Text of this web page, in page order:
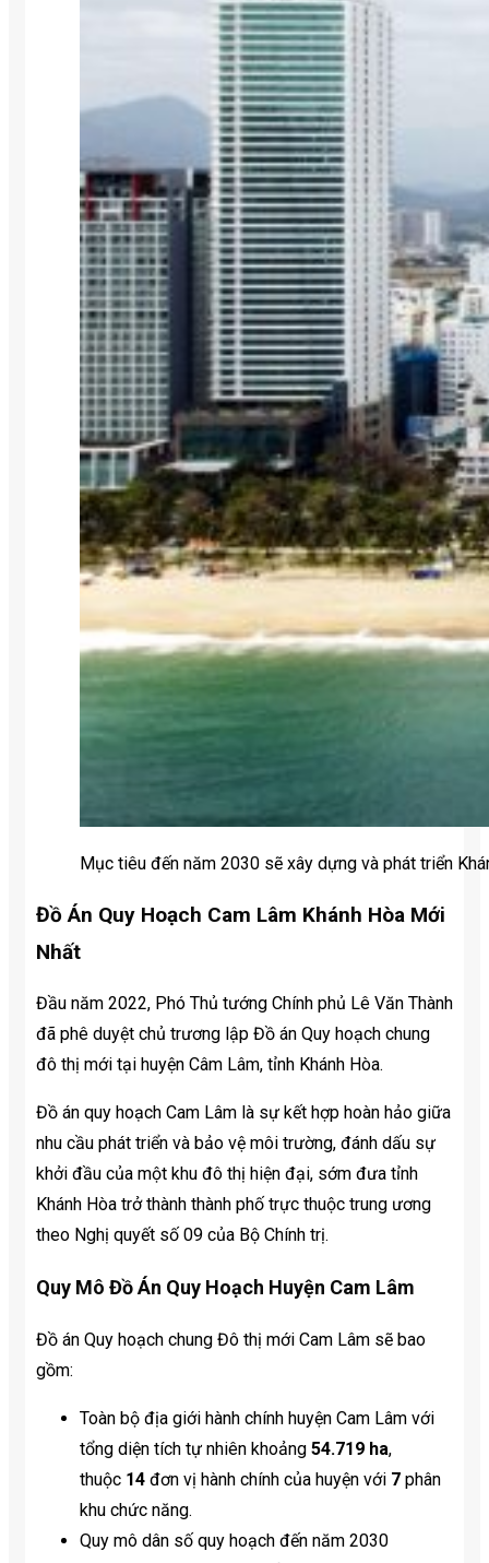
Mục tiêu đến năm 2030 sẽ xây dựng và phát triển
Đồ Án Quy Hoạch Cam Lâm Khánh Hòa Mới
Nhất
Đầu năm 2022, Phó Thủ tướng Chính phủ Lê Văn Thành
đã phê duyệt chủ trương lập Đồ án Quy hoạch chung
đô thị mới tại huyện Câm Lâm, tỉnh Khánh Hòa.
Đồ án quy hoạch Cam Lâm là sự kết hợp hoàn hảo giữa
nhu cầu phát triển và bảo vệ môi trường, đánh dấu sự
khởi đầu của một khu đô thị hiện đại, sớm đưa tỉnh
Khánh Hòa trở thành thành phố trực thuộc trung ương
theo Nghị quyết số 09 của Bộ Chính trị.
Quy Mô Đồ Án Quy Hoạch Huyện Cam Lâm
Đồ án Quy hoạch chung Đô thị mới Cam Lâm sẽ bao
gồm:
Toàn bộ địa giới hành chính huyện Cam Lâm với
tổng diện tích tự nhiên khoảng 54.719 ha,
thuộc 14 đơn vị hành chính của huyện với 7 phân
khu chức năng.
Quy mô dân số quy hoạch đến năm 2030